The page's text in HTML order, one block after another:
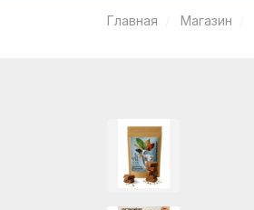
Главная Магазин